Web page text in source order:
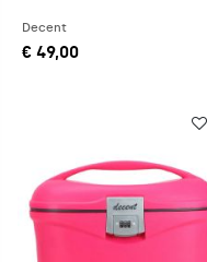
Ontdek het volledige
Kofferonline.nl en reis
Decent
€ 49,00